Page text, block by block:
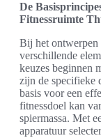
De
Fitnessruimte
Bij het ontwerpen
verschillende
keuzes beginnen
zijn de specifieke
basis voor een
fitnessdoel kan
spiermassa. Met
apparatuur